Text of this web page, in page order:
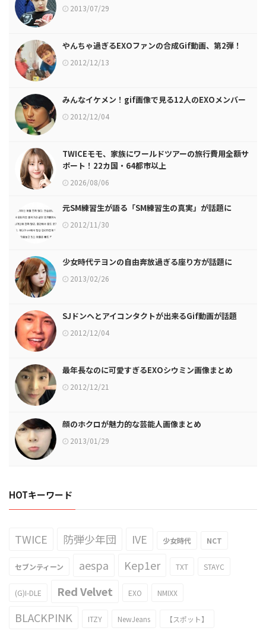
2013/07/29
やんちゃ過ぎるEXOファンの合成Gif動画、第2弾！
2012/12/13
みんなイケメン！gif画像で見る12人のEXOメンバー
2012/12/04
TWICEモモ、家族にワールドツアーの旅行費用全額サ
ポート！22カ国・64都市以上
2026/08/06
元SM練習生が語る「SM練習生の真実」が話題に
2012/11/30
少女時代テヨンの自由奔放過ぎる座り方が話題に
2013/02/26
SJドンヘとアイコンタクトが出来るGif動画が話題
2012/12/04
最年長なのに可愛すぎるEXOシウミン画像まとめ
2012/12/21
顔のホクロが魅力的な芸能人画像まとめ
2013/01/29
HOTキーワード
TWICE 防弾少年団 IVE 少女時代 NCT
セブンティーン aespa Kep1er TXT STAYC
(G)I-DLE Red Velvet EXO NMIXX
BLACKPINK ITZY NewJeans 【スポット】